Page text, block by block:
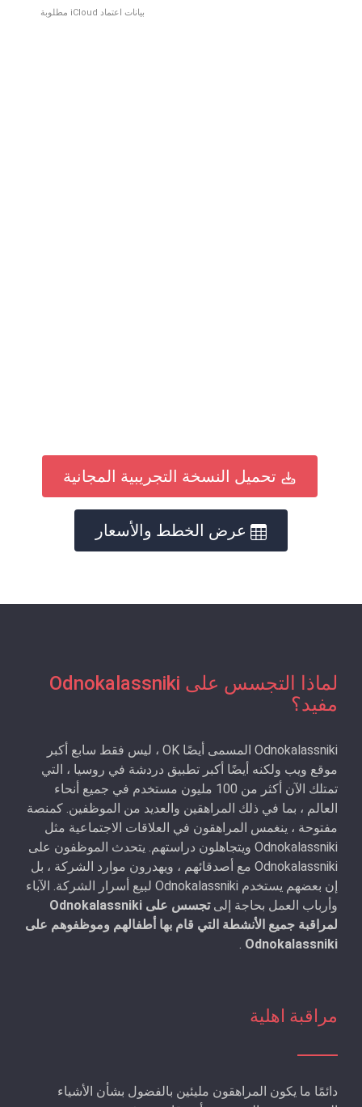
بيانات اعتماد iCloud مطلوبة
تحميل النسخة التجريبية المجانية
عرض الخطط والأسعار
لماذا التجسس على Odnokalassniki
مفيد؟
Odnokalassniki المسمى أيضًا OK ، ليس فقط سابع أكبر
موقع ويب ولكنه أيضًا أكبر تطبيق دردشة في روسيا ، التي
تمتلك الآن أكثر من 100 مليون مستخدم في جميع أنحاء
العالم ، بما في ذلك المراهقين والعديد من الموظفين. كمنصة
مفتوحة ، ينغمس المراهقون في العلاقات الاجتماعية مثل
Odnokalassniki ويتجاهلون دراستهم. يتحدث الموظفون على
Odnokalassniki مع أصدقائهم ، ويهدرون موارد الشركة ، بل
إن بعضهم يستخدم Odnokalassniki لبيع أسرار الشركة. الآباء
وأرباب العمل بحاجة إلى
تجسس على Odnokalassniki
لمراقبة جميع الأنشطة التي قام بها أطفالهم وموظفوهم على
Odnokalassniki
.
مراقبة اهلية
دائمًا ما يكون المراهقون مليئين بالفضول بشأن الأشياء